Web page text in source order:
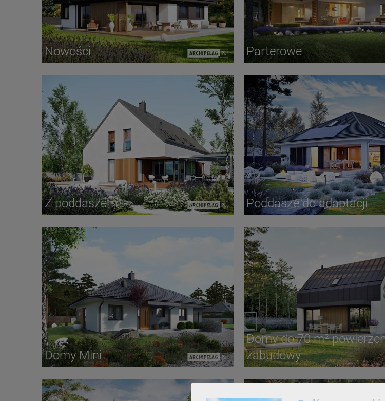
Nowości Parterowe
Z poddaszem Poddasze do adaptacji
Domy Mini
Domy do 70 m²
zabudowy